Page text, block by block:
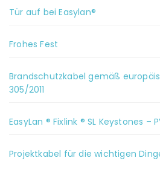
Tür auf bei Easylan®
Frohes Fest
Brandschutzkabel gemäß
305/2011
EasyLan ® Fixlink ® SL Keystones –
Projektkabel für die wichtigen